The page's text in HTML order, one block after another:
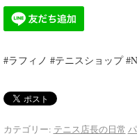
#ラフィノ #テニスショップ
カテゴリー: テニス店長の日常